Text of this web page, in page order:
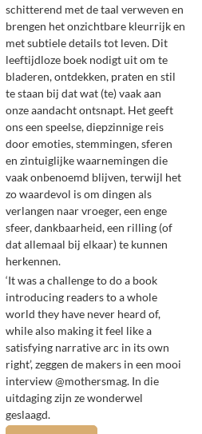
schitterend met de taal verweven en
brengen het onzichtbare kleurrijk en
met subtiele details tot leven. Dit
leeftijdloze boek nodigt uit om te
bladeren, ontdekken, praten en stil
te staan bij dat wat (te) vaak aan
onze aandacht ontsnapt. Het geeft
ons een speelse, diepzinnige reis
door emoties, stemmingen, sferen
en zintuiglijke waarnemingen die
vaak onbenoemd blijven, terwijl het
zo waardevol is om dingen als
verlangen naar vroeger, een enge
sfeer, dankbaarheid, een rilling (of
dat allemaal bij elkaar) te kunnen
herkennen.
‘It was a challenge to do a book
introducing readers to a whole
world they have never heard of,
while also making it feel like a
satisfying narrative arc in its own
right’, zeggen de makers in een mooi
interview @mothersmag. In die
uitdaging zijn ze wonderwel
geslaagd.